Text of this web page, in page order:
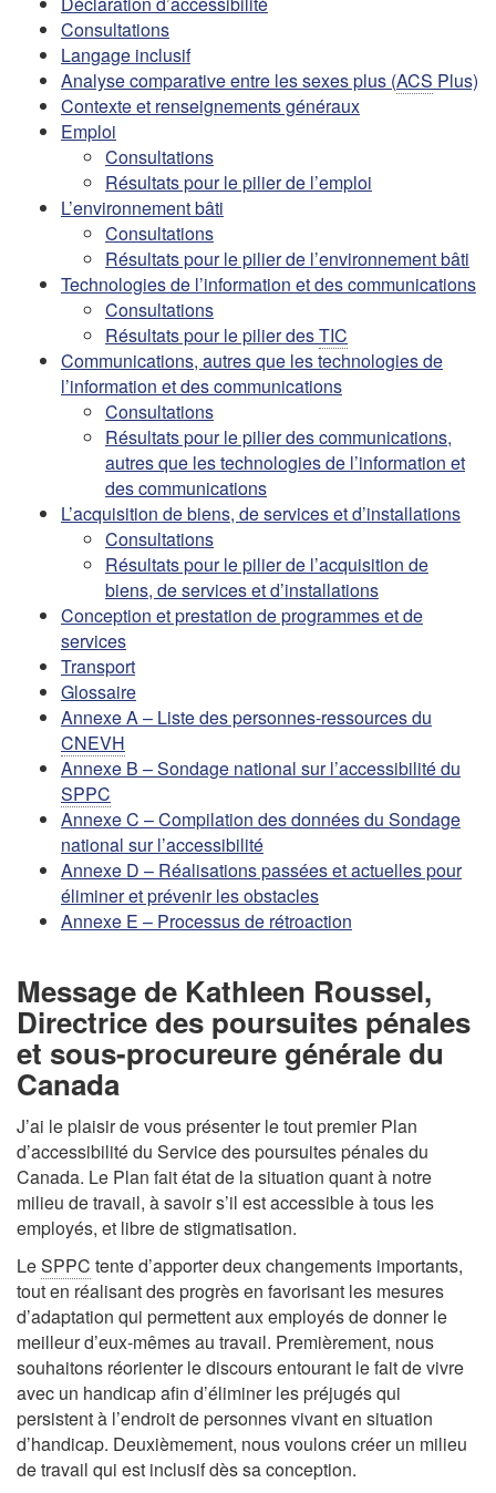
Consultations
Langage inclusif
Analyse comparative entre les sexes plus (ACS Plus)
Contexte et renseignements généraux
Emploi
Consultations
Résultats pour le pilier de l’emploi
L’environnement bâti
Consultations
Résultats pour le pilier de l’environnement bâti
Technologies de l’information et des communications
Consultations
Résultats pour le pilier desTIC
Communications, autres que les technologies de
l’information et des communications
Consultations
Résultats pour le pilier des communications,
autres que les technologies de l’information et
des communications
L’acquisition de biens, de services et d’installations
Consultations
Résultats pour le pilier de l’acquisition de
biens, de services et d’installations
Conception et prestation de programmes et de
services
Transport
Glossaire
Annexe A – Liste des personnes-ressources du
CNEVH
Annexe B – Sondage national sur l’accessibilité du
SPPC
Annexe C – Compilation des données du Sondage
national sur l’accessibilité
Annexe D – Réalisations passées et actuelles pour
éliminer et prévenir les obstacles
Annexe E – Processus de rétroaction
Message de Kathleen Roussel,
Directrice des poursuites pénales
et sous-procureure générale du
Canada
J’ai le plaisir de vous présenter le tout premier Plan
d’accessibilité du Service des poursuites pénales du
Canada. Le Plan fait état de la situation quant à notre
milieu de travail, à savoir s’il est accessible à tous les
employés, et libre de stigmatisation.
LeSPPC tente d’apporter deux changements importants,
tout en réalisant des progrès en favorisant les mesures
d’adaptation qui permettent aux employés de donner le
meilleur d’eux-mêmes au travail. Premièrement, nous
souhaitons réorienter le discours entourant le fait de vivre
avec un handicap afin d’éliminer les préjugés qui
persistent à l’endroit de personnes vivant en situation
d’handicap. Deuxièmement, nous voulons créer un milieu
de travail qui est inclusif dès sa conception.